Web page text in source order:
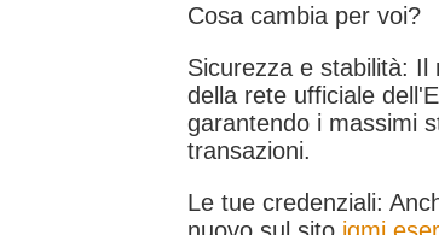
Cosa cambia per voi?
Sicurezza e stabilità:
della rete ufficiale
garantendo i massimi
transazioni.
Le tue credenziali: